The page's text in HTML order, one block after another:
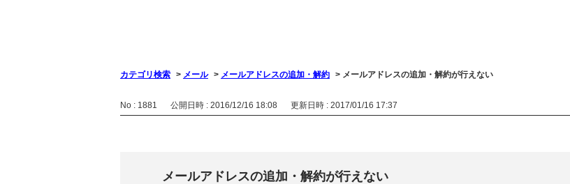
カテゴリ検索 > メール > メールアドレスの追加・解約 > メールアドレスの追加・解約が行えない
No : 1881 公開日時 : 2016/12/16 18:08 更新日時 : 2017/01/16 17:37
メールアドレスの追加・解約が行えない